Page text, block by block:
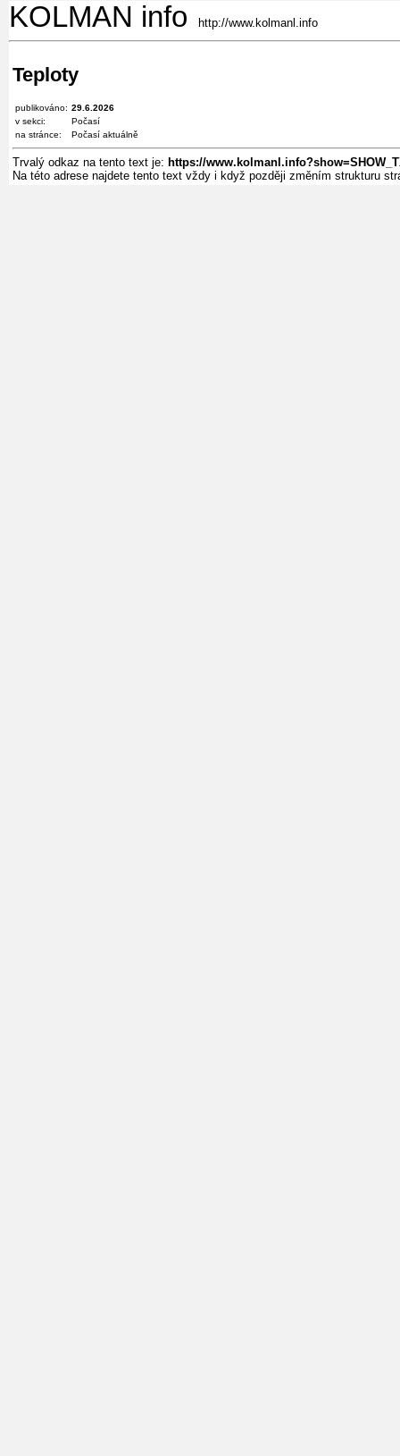
KOLMAN info http://www.kolmanl.info
Teploty
publikováno: 29.6.2026
v sekci:
Počasí
na stránce:
Počasí aktuálně
Trvalý odkaz na tento text je: https://
Na této adrese najdete tento text vždy i když později změním strukturu